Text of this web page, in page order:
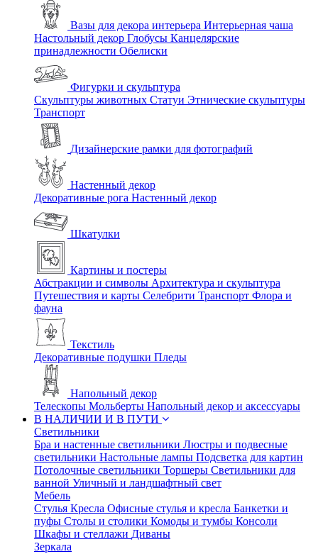
Вазы для декора интерьера Интерьерная чаша
Настольный декор Глобусы Канцелярские
принадлежности Обелиски
Фигурки и скульптура
Скульптуры животных Статуи Этнические скульптуры
Транспорт
Дизайнерские рамки для фотографий
Настенный декор
Декоративные рога Настенный декор
Шкатулки
Картины и постеры
Абстракции и символы Архитектура и скульптура
Путешествия и карты Селебрити Транспорт Флора и
фауна
Текстиль
Декоративные подушки Пледы
Напольный декор
Телескопы Мольберты Напольный декор и аксессуары
В НАЛИЧИИ И В ПУТИ
Светильники
Бра и настенные светильники Люстры и подвесные
светильники Настольные лампы Подсветка для картин
Потолочные светильники Торшеры Светильники для
ванной Уличный и ландшафтный свет
Мебель
Стулья Кресла Офисные стулья и кресла Банкетки и
пуфы Столы и столики Комоды и тумбы Консоли
Шкафы и стеллажи Диваны
Зеркала